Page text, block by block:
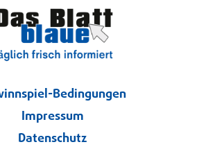
Bedingungen
Impressum
Datenschutz